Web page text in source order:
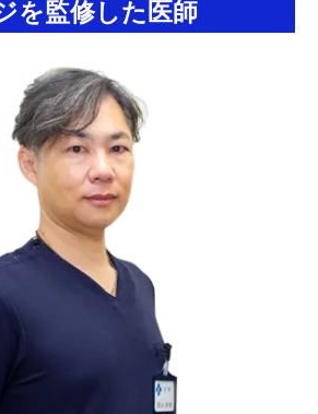
を監修した医師